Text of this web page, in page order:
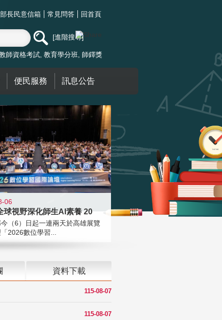
部長民意信箱 常見問答 回首頁
進階搜尋
師資格考試 教育學分班 師鐸獎
便民服務 訊息公告
06
球視野深化師生AI素養 20
（6）日起一連兩天於高雄展覽
2026數位學習...
資料下載
115-08-07
115-08-07